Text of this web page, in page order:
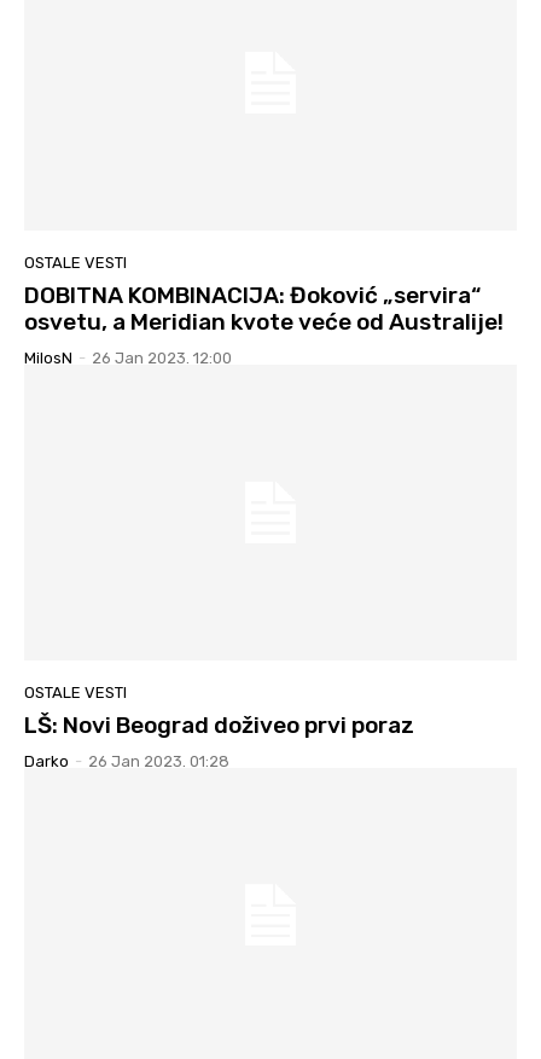
OSTALE VESTI
DOBITNA KOMBINACIJA: Đoković „servira“
osvetu, a Meridian kvote veće od Australije!
MilosN - 26 Jan 2023. 12:00
OSTALE VESTI
LŠ: Novi Beograd doživeo prvi poraz
Darko - 26 Jan 2023. 01:28